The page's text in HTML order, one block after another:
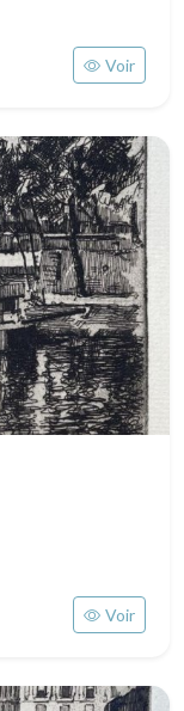
Voir
Voir